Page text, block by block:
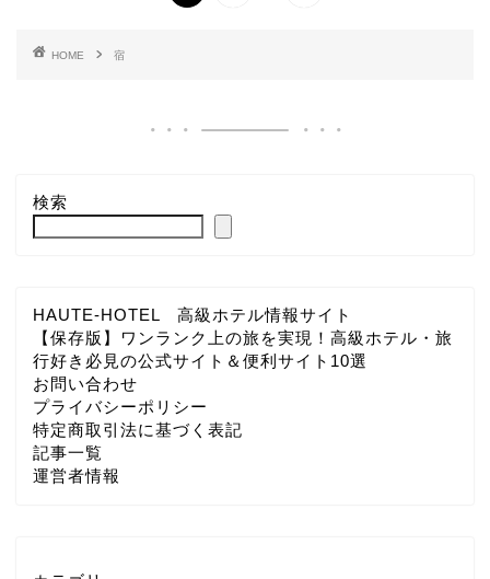
HOME 宿
検索
HAUTE-HOTEL 高級ホテル情報サイト
【保存版】ワンランク上の旅を実現！高級ホテル・旅
行好き必見の公式サイト＆便利サイト10選
お問い合わせ
プライバシーポリシー
特定商取引法に基づく表記
記事一覧
運営者情報